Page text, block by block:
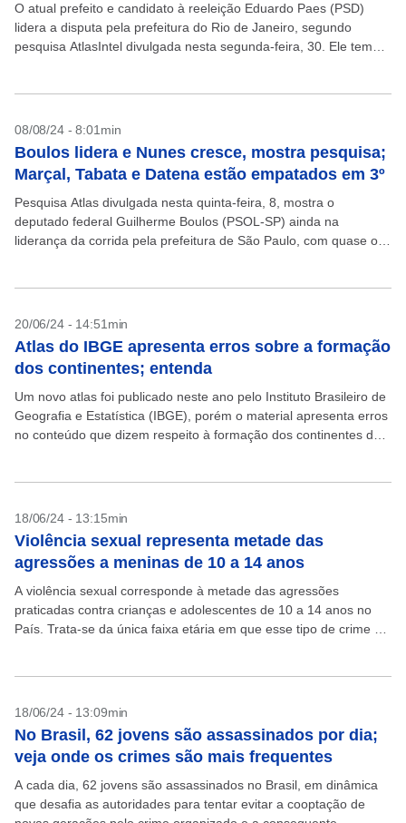
O atual prefeito e candidato à reeleição Eduardo Paes (PSD)
lidera a disputa pela prefeitura do Rio de Janeiro, segundo
pesquisa AtlasIntel divulgada nesta segunda-feira, 30. Ele tem
08/08/24 - 8:01min
Boulos lidera e Nunes cresce, mostra pesquisa;
Marçal, Tabata e Datena estão empatados em 3º
Pesquisa Atlas divulgada nesta quinta-feira, 8, mostra o
deputado federal Guilherme Boulos (PSOL-SP) ainda na
liderança da corrida pela prefeitura de São Paulo, com quase oito
20/06/24 - 14:51min
Atlas do IBGE apresenta erros sobre a formação
dos continentes; entenda
Um novo atlas foi publicado neste ano pelo Instituto Brasileiro de
Geografia e Estatística (IBGE), porém o material apresenta erros
no conteúdo que dizem respeito à formação dos continentes da
18/06/24 - 13:15min
Violência sexual representa metade das
agressões a meninas de 10 a 14 anos
A violência sexual corresponde à metade das agressões
praticadas contra crianças e adolescentes de 10 a 14 anos no
País. Trata-se da única faixa etária em que esse tipo de crime é
18/06/24 - 13:09min
No Brasil, 62 jovens são assassinados por dia;
veja onde os crimes são mais frequentes
A cada dia, 62 jovens são assassinados no Brasil, em dinâmica
que desafia as autoridades para tentar evitar a cooptação de